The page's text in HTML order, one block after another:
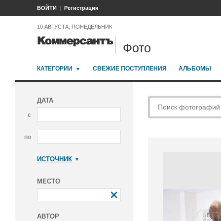
ВОЙТИ Регистрация
10 АВГУСТА, ПОНЕДЕЛЬНИК
Фото
КАТЕГОРИИ СВЕЖИЕ ПОСТУПЛЕНИЯ АЛЬБОМЫ
ДАТА
с
по
ИСТОЧНИК
МЕСТО
АВТОР